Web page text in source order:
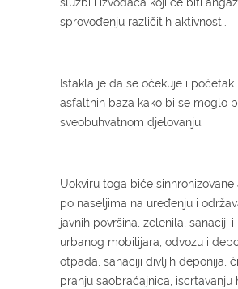
službi i izvođača koji će biti
sprovođenju različitih aktivnosti.
Istakla je da se očekuje i početak
asfaltnih baza kako bi se moglo
sveobuhvatnom djelovanju.
Uokviru toga biće sinhronizovane
po naseljima na uređenju i
javnih površina, zelenila, sanaciji
urbanog mobilijara, odvozu i
otpada, sanaciji divljih deponija,
pranju saobraćajnica, iscrtavanju